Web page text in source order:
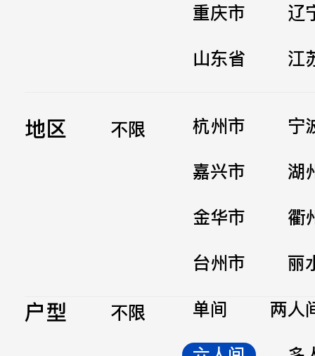
重庆市
辽
山东省
江
地区 不限 杭州市
宁
嘉兴市
湖
金华市
衢
台州市
丽
户型 不限 单间
两人